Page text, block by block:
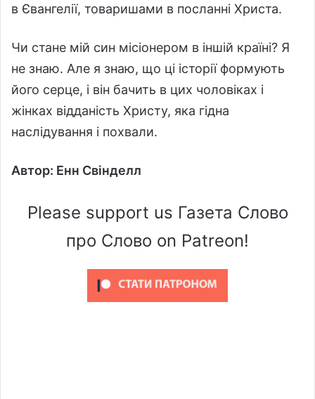
в Євангелії, товаришами в посланні Христа.
Чи стане мій син місіонером в іншій країні? Я
не знаю. Але я знаю, що ці історії формують
його серце, і він бачить в цих чоловіках і
жінках відданість Христу, яка гідна
наслідування і похвали.
Автор: Енн Свінделл
Please support us Газета Слово
про Слово on Patreon!